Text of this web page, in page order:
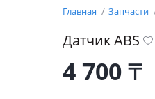
Главная Запчасти
Датчик ABS
4 700₸